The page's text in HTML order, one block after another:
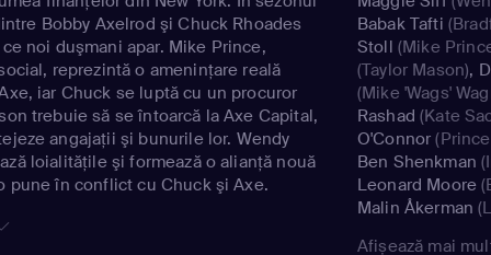
Bobby Axelrod şi Chuck Rhoades
noi duşmani apar. Mike Prince,
reprezintă o ameninţare reală
iar Chuck se luptă cu un procuror
trebuie să se întoarcă la Axe Capital,
angajaţii şi bunurile lor. Wendy
loialităţile şi formează o alianţă nouă
pune în conflict cu Chuck şi Axe.
Babak Tafti
Stoll (Mike
(Taylor Mason),
(Mike 'Wags'
Rashad (Kate
O'Connor
Ben Shenkman
Leonard Moore
Malin Åkerman
Afișează mai